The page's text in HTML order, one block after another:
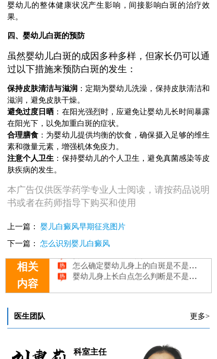
婴幼儿的整体健康状况产生影响，间接影响白斑的治疗效
果。
四、婴幼儿白斑的预防
虽然婴幼儿白斑的成因多种多样，但家长仍可以通
过以下措施来预防白斑的发生：
保持皮肤清洁与滋润 ：定期为婴幼儿洗澡，保持皮肤清洁和
滋润，避免皮肤干燥。
避免过度日晒 ：在阳光强烈时，应避免让婴幼儿长时间暴露
在阳光下，以免加重白斑的症状。
合理膳食 ：为婴幼儿提供均衡的饮食，确保摄入足够的维生
素和微量元素，增强机体免疫力。
注意个人卫生 ：保持婴幼儿的个人卫生，避免真菌感染等皮
肤疾病的发生。
本广告仅供医学药学专业人士阅读，请按药品说明
书或者在药师指导下购买和使用
上一篇： 婴儿白癜风早期征兆图片
下一篇： 怎么识别婴儿白癜风
相关
内容
婴幼儿身上白斑可以不治疗吗
婴幼儿身上有小白点正常吗
婴幼儿身上长白点怎么判断是不是白癜风
医生团队 更多>
科室主任